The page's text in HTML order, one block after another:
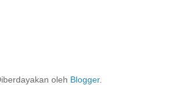
oleh Blogger.